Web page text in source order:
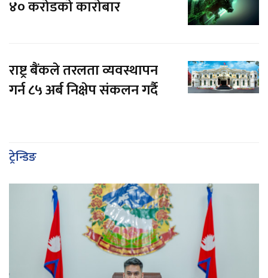
४० करोडको कारोबार
राष्ट्र बैंकले तरलता व्यवस्थापन
गर्न ८५ अर्ब निक्षेप संकलन गर्दै
ट्रेन्डिङ